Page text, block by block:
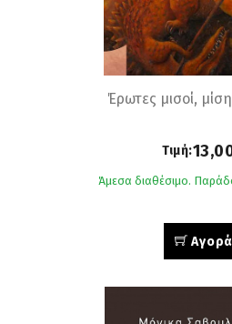
Έρωτες μισοί,
Τιμή:
Άμεσα διαθέσιμο.
Αγορά